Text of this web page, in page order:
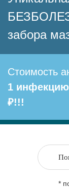
забора
Стоимость
1 инфекцию
₽!!!
*